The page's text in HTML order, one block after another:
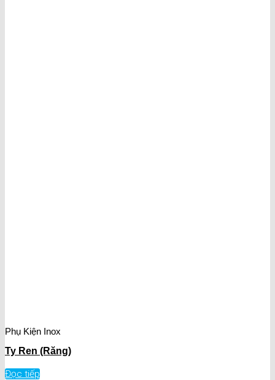
Phụ Kiện Inox
Ty Ren (Răng)
Đọc tiếp